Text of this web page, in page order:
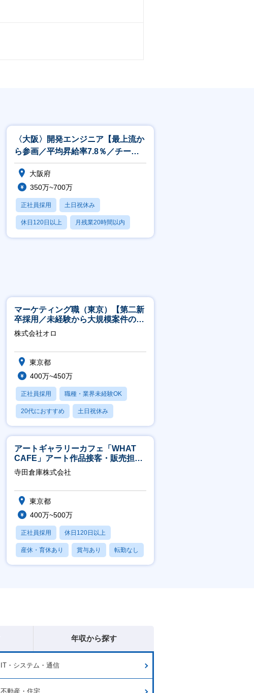
〈大阪〉開発エンジニア【最上流か
ら参画／平均昇給率7.8％／チーム
常駐／リモート相談可】
大阪府
350万~700万
正社員採用 土日祝休み
休日120日以上 月残業20時間以内
賞与あり
マーケティング職（東京）【第二新
卒採用／未経験から大規模案件のマ
ーケティングが経験できる／研修充
実】
株式会社オロ
東京都
400万~450万
正社員採用 職種・業界未経験OK
20代におすすめ 土日祝休み
休日120日以上
アートギャラリーカフェ「WHAT
CAFE」アート作品接客・販売担当
※アート領域未経験可
寺田倉庫株式会社
東京都
400万~500万
正社員採用 休日120日以上
産休・育休あり 賞与あり 転勤なし
年収から探す
IT・システム・通信
不動産・住宅